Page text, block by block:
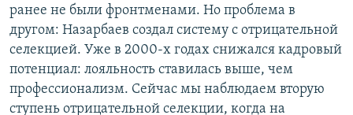
ранее не были фронтменами. Но проблема в
другом: Назарбаев создал систему с отрицательной
селекцией. Уже в 2000-х годах снижался кадровый
потенциал: лояльность ставилась выше, чем
профессионализм. Сейчас мы наблюдаем вторую
ступень отрицательной селекции, когда на